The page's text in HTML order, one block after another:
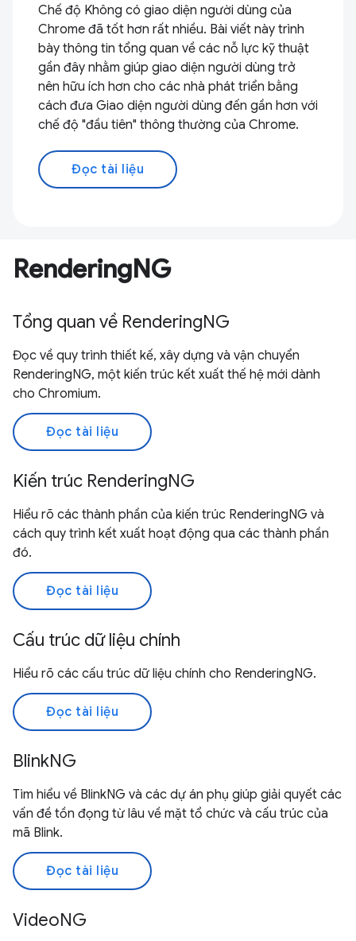
Chế độ Không có giao diện người dùng của
Chrome đã tốt hơn rất nhiều. Bài viết này trình
bày thông tin tổng quan về các nỗ lực kỹ thuật
gần đây nhằm giúp giao diện người dùng trở
nên hữu ích hơn cho các nhà phát triển bằng
cách đưa Giao diện người dùng đến gần hơn với
chế độ "đầu tiên" thông thường của Chrome.
Đọc tài liệu
RenderingNG
Tổng quan về RenderingNG
Đọc về quy trình thiết kế, xây dựng và vận chuyển
RenderingNG, một kiến trúc kết xuất thế hệ mới dành
cho Chromium.
Đọc tài liệu
Kiến trúc RenderingNG
Hiểu rõ các thành phần của kiến trúc RenderingNG và
cách quy trình kết xuất hoạt động qua các thành phần
đó.
Đọc tài liệu
Cấu trúc dữ liệu chính
Hiểu rõ các cấu trúc dữ liệu chính cho RenderingNG.
Đọc tài liệu
BlinkNG
Tìm hiểu về BlinkNG và các dự án phụ giúp giải quyết các
vấn đề tồn đọng từ lâu về mặt tổ chức và cấu trúc của
mã Blink.
Đọc tài liệu
VideoNG